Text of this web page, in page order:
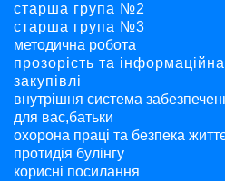
старша група №2
старша група №3
методична робота
прозорість та інформаційна
закупівлі
внутрішня система
для вас,батьки
охорона праці та безпека
протидія булінгу
корисні посилання